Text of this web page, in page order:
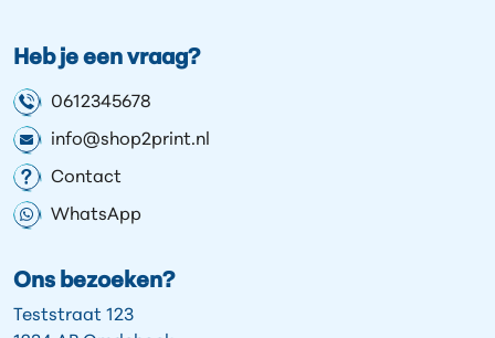
Heb je een vraag?
0612345678
info@shop2print.nl
Contact
WhatsApp
Ons bezoeken?
Teststraat 123